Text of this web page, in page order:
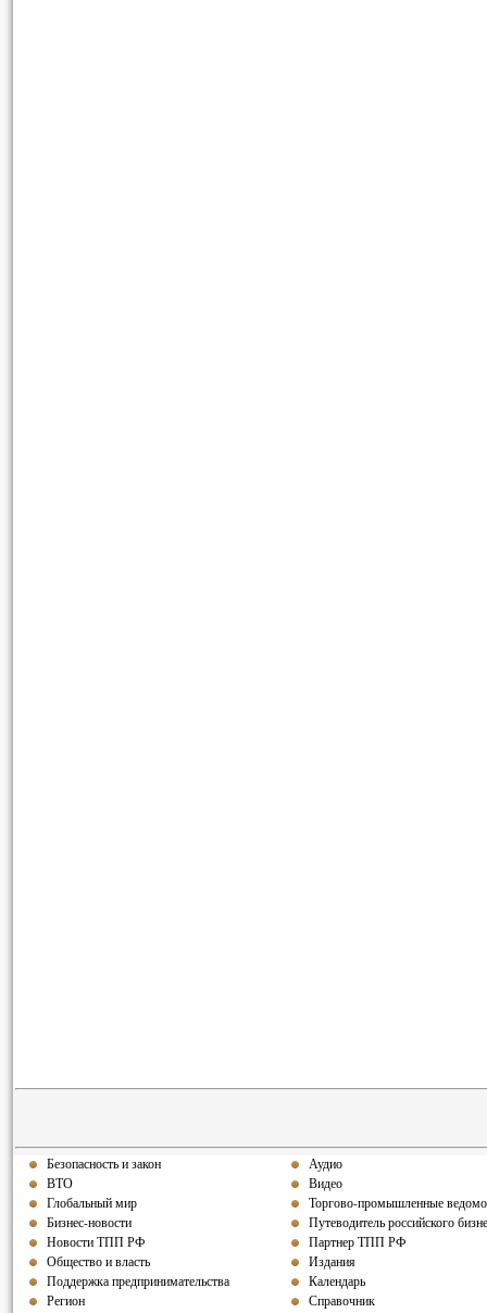
Безопасность и закон
ВТО
Глобальный мир
Бизнес-новости
Новости ТПП РФ
Общество и власть
Поддержка предпринимательства
Регион
Аудио
Видео
Торгово-промышленные
Путеводитель российского
Партнер ТПП РФ
Издания
Календарь
Справочник